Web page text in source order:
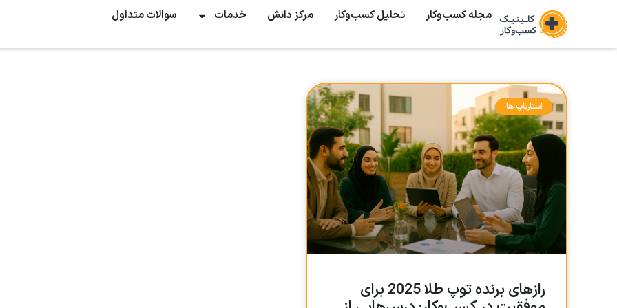
مجله کسب‌وکار تحلیل کسب‌و‌کار مرکز دانش خدمات سوالات متداول
استارتاپ ها
رازهای برنده توپ طلا 2025 برای